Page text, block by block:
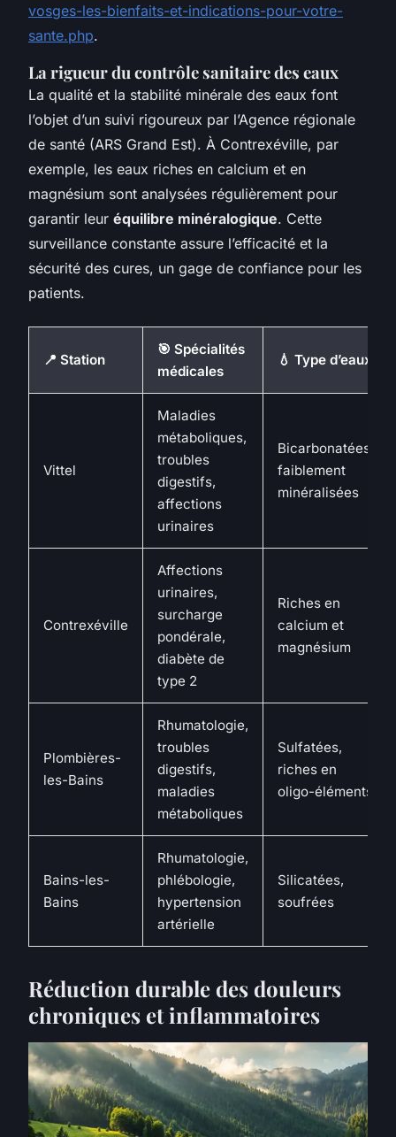
vosges-les-bienfaits-et-indications-pour-votre-
sante.php.
La rigueur du contrôle sanitaire des eaux
La qualité et la stabilité minérale des eaux font
l’objet d’un suivi rigoureux par l’Agence régionale
de santé (ARS Grand Est). À Contrexéville, par
exemple, les eaux riches en calcium et en
magnésium sont analysées régulièrement pour
garantir leur équilibre minéralogique. Cette
surveillance constante assure l’efficacité et la
sécurité des cures, un gage de confiance pour les
patients.
📍 Station
🎯 Spécialités
médicales
💧 Type d’eaux
Vittel
Maladies
métaboliques,
troubles
digestifs,
affections
urinaires
Bicarbonatées,
faiblement
minéralisées
Contrexéville
Affections
urinaires,
surcharge
pondérale,
diabète de
type 2
Riches en
calcium et
magnésium
Plombières-
les-Bains
Rhumatologie,
troubles
digestifs,
maladies
métaboliques
Sulfatées,
riches en
oligo-éléments
Bains-les-
Bains
Rhumatologie,
phlébologie,
hypertension
artérielle
Silicatées,
soufrées
Réduction durable des douleurs
chroniques et inflammatoires